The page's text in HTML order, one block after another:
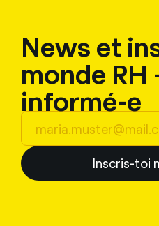
News et
monde RH
informé-e
Inscris-toi